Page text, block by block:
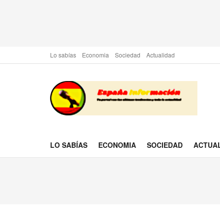
Lo sabías Economia Sociedad Actualidad
LO SABÍAS ECONOMIA SOCIEDAD